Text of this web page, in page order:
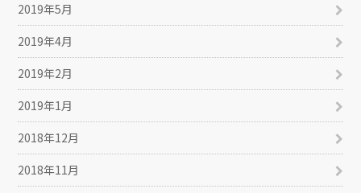
2019年5月
2019年4月
2019年2月
2019年1月
2018年12月
2018年11月